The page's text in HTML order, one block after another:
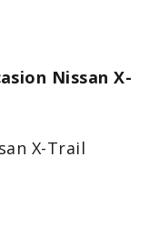
Nissan X-
X-Trail